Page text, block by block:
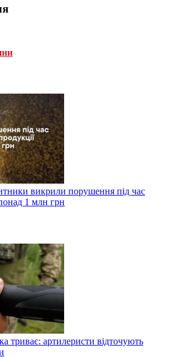
викрили порушення під час
1 млн грн
триває: артилеристи відточують